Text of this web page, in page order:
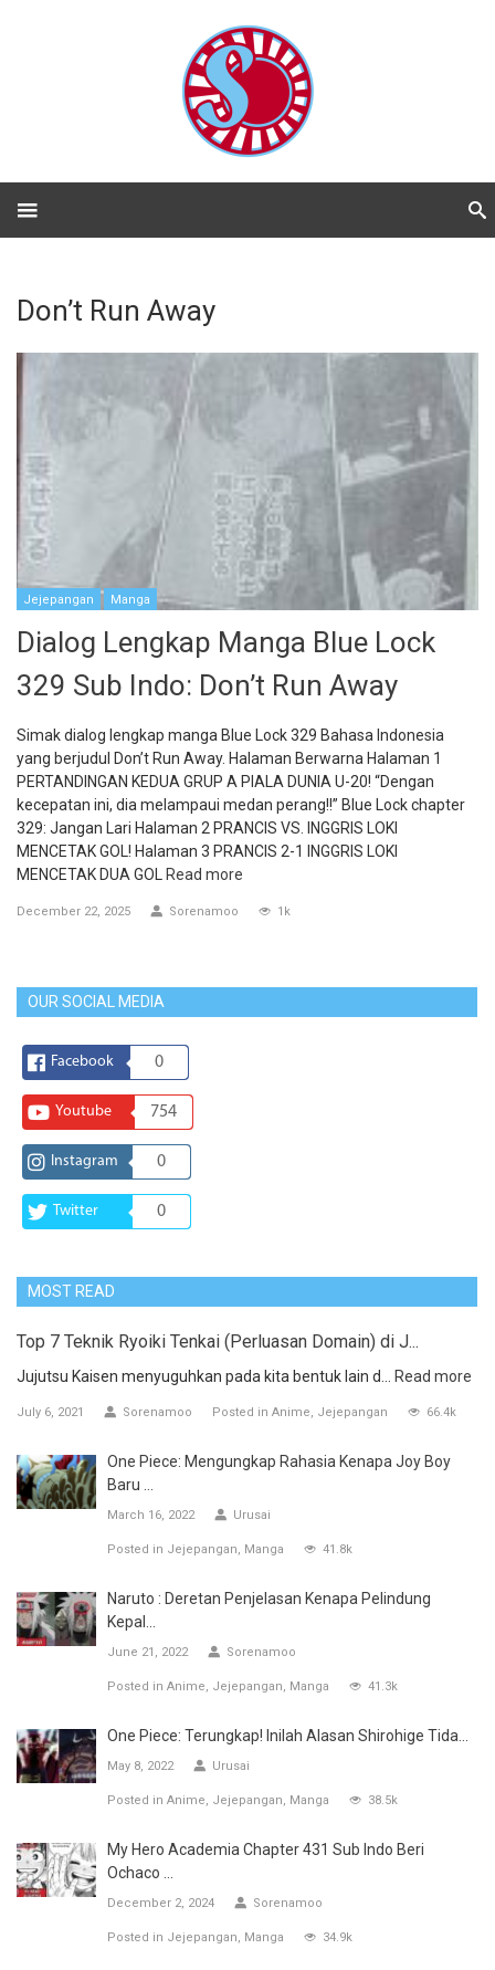
Don’t Run Away
Jejepangan Manga
Dialog Lengkap Manga Blue Lock
329 Sub Indo: Don’t Run Away
Simak dialog lengkap manga Blue Lock 329 Bahasa Indonesia
yang berjudul Don’t Run Away. Halaman Berwarna Halaman 1
PERTANDINGAN KEDUA GRUP A PIALA DUNIA U-20! “Dengan
kecepatan ini, dia melampaui medan perang!!” Blue Lock chapter
329: Jangan Lari Halaman 2 PRANCIS VS. INGGRIS LOKI
MENCETAK GOL! Halaman 3 PRANCIS 2-1 INGGRIS LOKI
MENCETAK DUA GOL Read more
December 22, 2025 Sorenamoo 1k
OUR SOCIAL MEDIA
Facebook 0
Youtube 754
Instagram 0
Twitter 0
MOST READ
Top 7 Teknik Ryoiki Tenkai (Perluasan Domain) di J...
Jujutsu Kaisen menyuguhkan pada kita bentuk lain d... Read more
July 6, 2021 Sorenamoo Posted in Anime Jejepangan 66.4k
One Piece: Mengungkap Rahasia Kenapa Joy Boy
Baru ...
March 16, 2022 Urusai
Posted in Jejepangan Manga 41.8k
Naruto : Deretan Penjelasan Kenapa Pelindung
Kepal...
June 21, 2022 Sorenamoo
Posted in Anime Jejepangan Manga 41.3k
One Piece: Terungkap! Inilah Alasan Shirohige Tida...
May 8, 2022 Urusai
Posted in Anime Jejepangan Manga 38.5k
My Hero Academia Chapter 431 Sub Indo Beri
Ochaco ...
December 2, 2024 Sorenamoo
Posted in Jejepangan Manga 34.9k